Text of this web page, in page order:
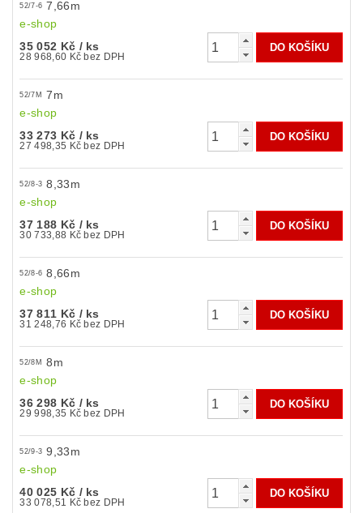
52/7-6 7,66m
e-shop
35 052 Kč / ks
28 968,60 Kč bez DPH
52/7M
7m
e-shop
33 273 Kč / ks
27 498,35 Kč bez DPH
52/8-3 8,33m
e-shop
37 188 Kč / ks
30 733,88 Kč bez DPH
52/8-6 8,66m
e-shop
37 811 Kč / ks
31 248,76 Kč bez DPH
52/8M
8m
e-shop
36 298 Kč / ks
29 998,35 Kč bez DPH
52/9-3 9,33m
e-shop
40 025 Kč / ks
33 078,51 Kč bez DPH